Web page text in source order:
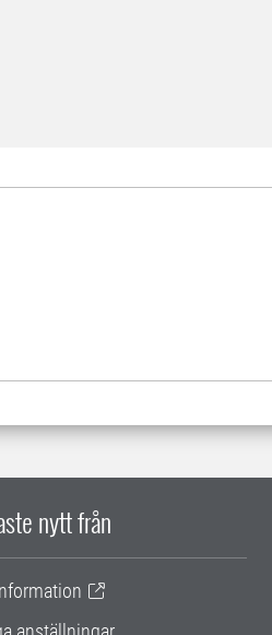
nytt från